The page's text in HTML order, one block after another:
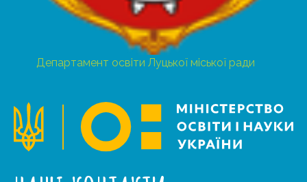
Департамент освіти Луцької міської ради